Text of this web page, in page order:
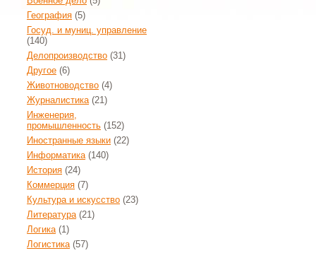
География (5)
Госуд. и муниц. управление
(140)
Делопроизводство (31)
Другое (6)
Животноводство (4)
Журналистика(21)
Инженерия,
промышленность (152)
Иностранные языки (22)
Информатика(140)
История (24)
Коммерция (7)
Культура и искусство (23)
Литература(21)
Логика(1)
Логистика(57)